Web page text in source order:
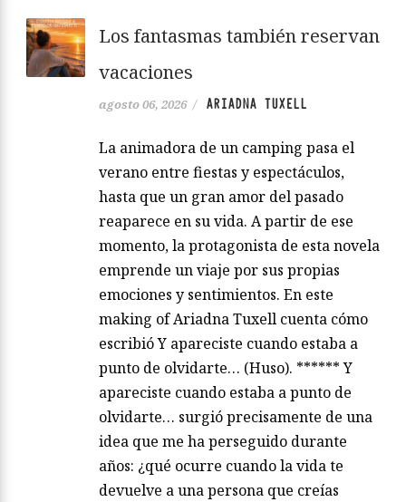
Los fantasmas también reservan
vacaciones
agosto 06, 2026 / ARIADNA TUXELL
La animadora de un camping pasa el
verano entre fiestas y espectáculos,
hasta que un gran amor del pasado
reaparece en su vida. A partir de ese
momento, la protagonista de esta novela
emprende un viaje por sus propias
emociones y sentimientos. En este
making of Ariadna Tuxell cuenta cómo
escribió Y apareciste cuando estaba a
punto de olvidarte… (Huso). ****** Y
apareciste cuando estaba a punto de
olvidarte… surgió precisamente de una
idea que me ha perseguido durante
años: ¿qué ocurre cuando la vida te
devuelve a una persona que creías